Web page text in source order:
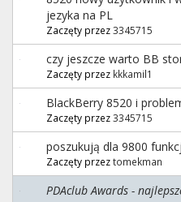
jezyka na PL
Zaczęty przez3345715
czy jeszcze warto BB
Zaczęty przez kkkamil1
BlackBerry 8520 i
Zaczęty przez3345715
poszukują dla 9800
Zaczęty przeztomekman
PDAclub Awards -